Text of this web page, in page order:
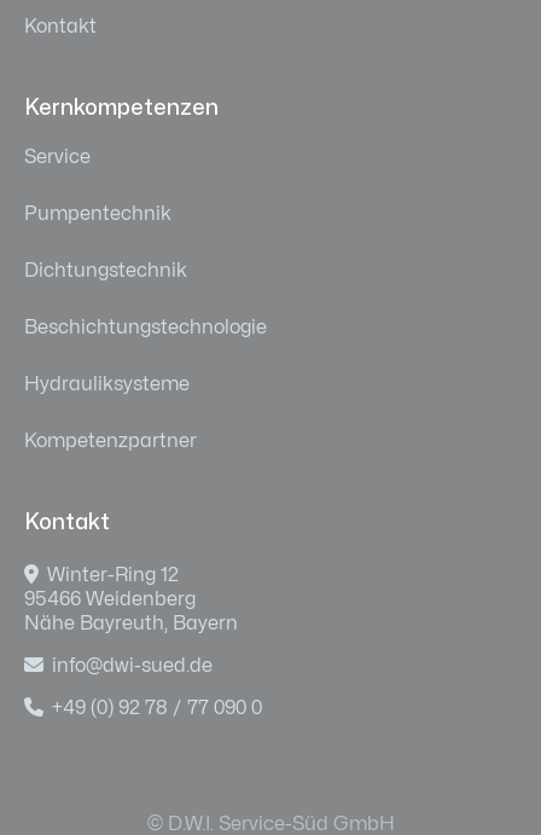
Kontakt
Kernkompetenzen
Service
Pumpentechnik
Dichtungstechnik
Beschichtungstechnologie
Hydrauliksysteme
Kompetenzpartner
Kontakt
 Winter-Ring 12
95466 Weidenberg
Nähe Bayreuth, Bayern
 info@dwi-sued.de
 +49 (0) 92 78 / 77 090 0
© D.W.I. Service-Süd GmbH